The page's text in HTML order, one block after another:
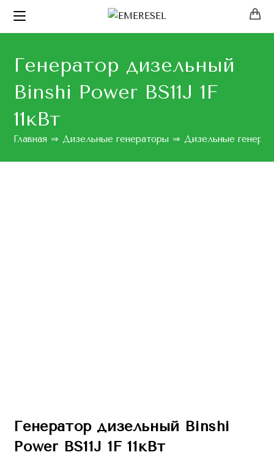
Генератор дизельный
Binshi Power BS11J 1F
11кВт
Главная ⇒ Дизельные генераторы ⇒ Дизельные
Генератор дизельный Binshi
Power BS11J 1F 11кВт